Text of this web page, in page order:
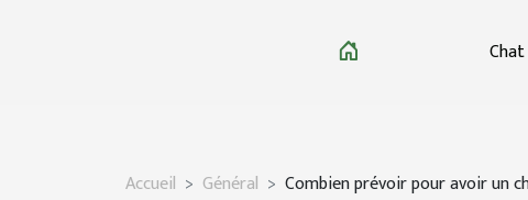
Chat
Accueil Général Combien prévoir pour avoir un